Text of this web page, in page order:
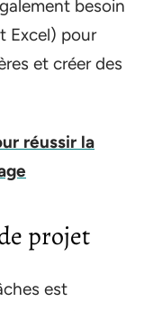
besoin
Excel) pour
et créer des
réussir la
projet
est